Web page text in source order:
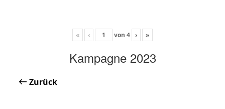
« ‹ von 4 › »
Kampagne 2023
Zurück